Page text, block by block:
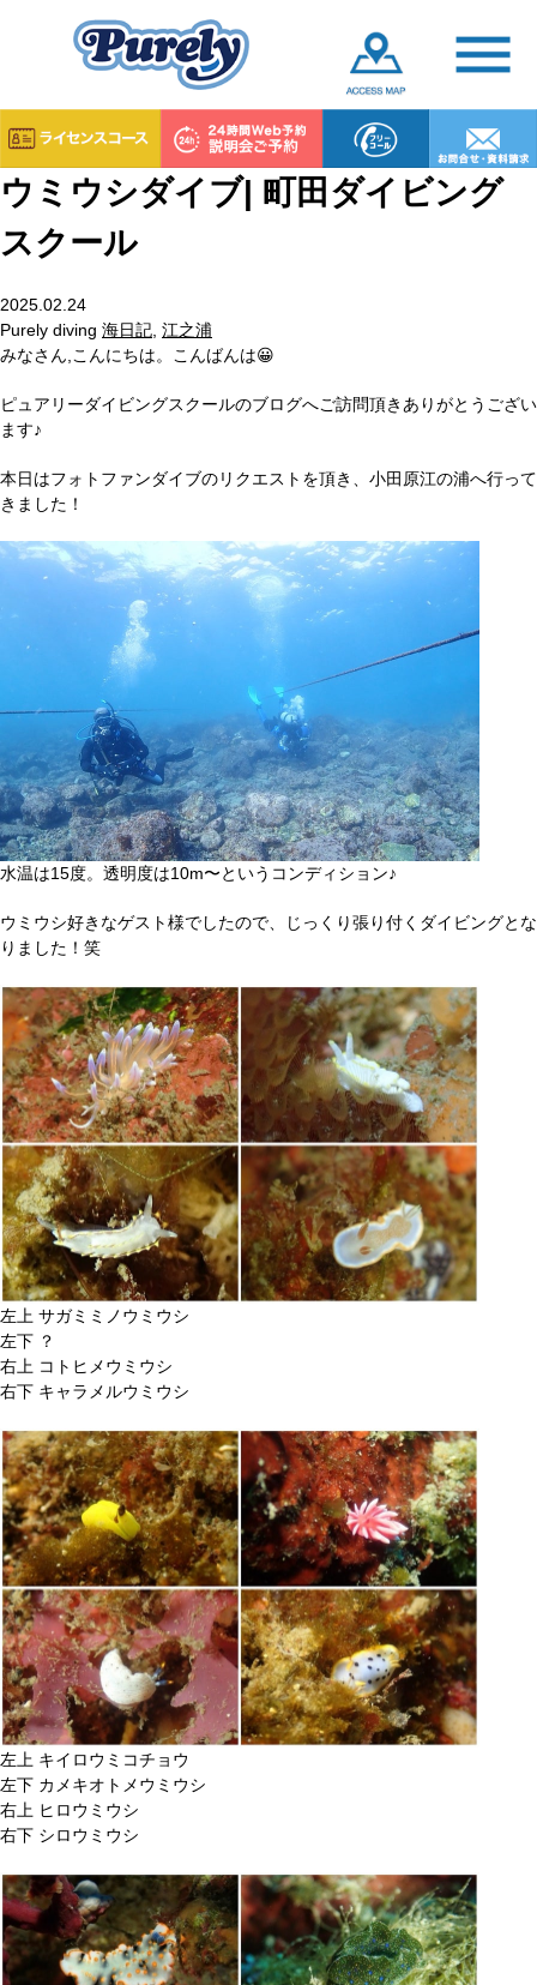
ウミウシダイブ| 町田ダイビング
スクール
2025.02.24
Purely diving 海日記 江之浦
みなさん,こんにちは。こんばんは😀
ピュアリーダイビングスクールのブログへご訪問頂きありがとうござい
ます♪
本日はフォトファンダイブのリクエストを頂き、小田原江の浦へ行って
きました！
水温は15度。透明度は10m〜というコンディション♪
ウミウシ好きなゲスト様でしたので、じっくり張り付くダイビングとな
りました！笑
左上 サガミミノウミウシ
左下 ？
右上 コトヒメウミウシ
右下 キャラメルウミウシ
左上 キイロウミコチョウ
左下 カメキオトメウミウシ
右上 ヒロウミウシ
右下 シロウミウシ